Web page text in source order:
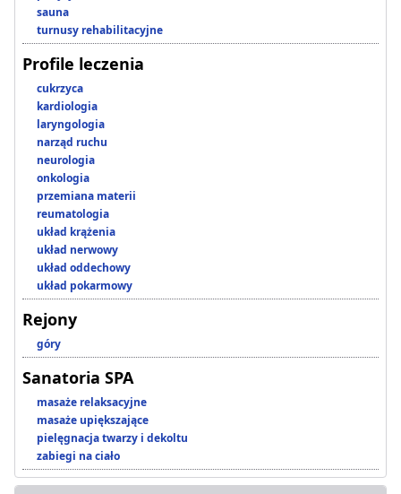
sauna
turnusy rehabilitacyjne
Profile leczenia
cukrzyca
kardiologia
laryngologia
narząd ruchu
neurologia
onkologia
przemiana materii
reumatologia
układ krążenia
układ nerwowy
układ oddechowy
układ pokarmowy
Rejony
góry
Sanatoria SPA
masaże relaksacyjne
masaże upiększające
pielęgnacja twarzy i dekoltu
zabiegi na ciało